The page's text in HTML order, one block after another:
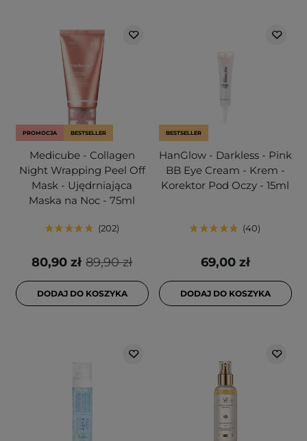
PROMOCJA BESTSELLER
Medicube - Collagen
Night Wrapping Peel Off
Mask - Ujędrniająca
Maska na Noc - 75ml
202
89,90 zł
80,90 zł
DODAJ DO KOSZYKA
BESTSELLER
HanGlow - Darkless - Pink
BB Eye Cream - Krem -
Korektor Pod Oczy - 15ml
40
69,00 zł
DODAJ DO KOSZYKA